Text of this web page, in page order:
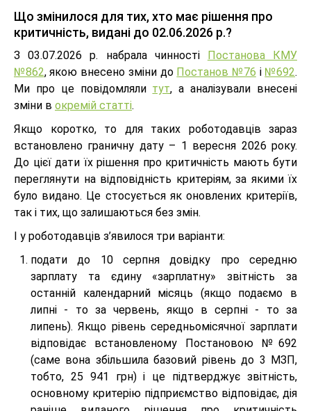
Що змінилося для тих, хто має рішення про
критичність, видані до 02.06.2026 р.?
З 03.07.2026 р. набрала чинності Постанова КМУ
№862, якою внесено зміни до Постанов №76 і №692.
Ми про це повідомляли тут, а аналізували внесені
зміни в окремій статті.
Якщо коротко, то для таких роботодавців зараз
встановлено граничну дату – 1 вересня 2026 року.
До цієї дати їх рішення про критичність мають бути
переглянути на відповідність критеріям, за якими їх
було видано. Це стосується як оновлених критеріїв,
так і тих, що залишаються без змін.
І у роботодавців з’явилося три варіанти:
подати до 10 серпня довідку про середню
зарплату та єдину «зарплатну» звітність за
останній календарний місяць (якщо подаємо в
липні - то за червень, якщо в серпні - то за
липень). Якщо рівень середньомісячної зарплати
відповідає встановленому Постановою №692
(саме вона збільшила базовий рівень до 3 МЗП,
тобто, 25 941 грн) і це підтверджує звітність,
основному критерію підприємство відповідає, дія